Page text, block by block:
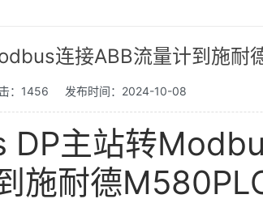
连接ABB流量计到施耐
：1456 发布时间：2024-10-08
主站转
施耐德